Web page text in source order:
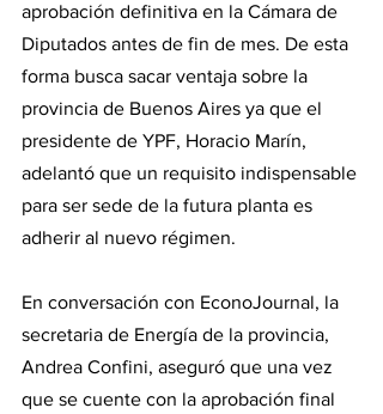
aprobación definitiva en la Cámara de
Diputados antes de fin de mes. De esta
forma busca sacar ventaja sobre la
provincia de Buenos Aires ya que el
presidente de YPF, Horacio Marín,
adelantó que un requisito indispensable
para ser sede de la futura planta es
adherir al nuevo régimen.
En conversación con EconoJournal, la
secretaria de Energía de la provincia,
Andrea Confini, aseguró que una vez
que se cuente con la aprobación final